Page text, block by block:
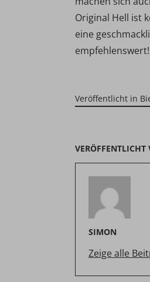
Original Hell ist
eine
empfehlenswert!
Veröffentlicht in
VERÖFFENTLICHT
SIMON
Zeige alle